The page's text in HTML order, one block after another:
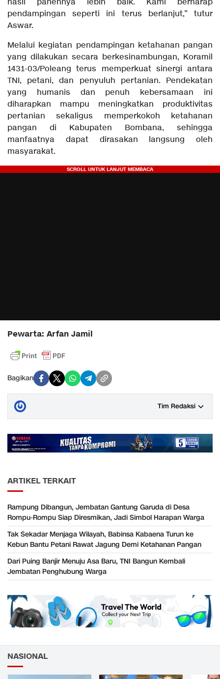
pendampingan seperti ini terus berlanjut,” tutur
Aswar.
Melalui kegiatan pendampingan ketahanan pangan
yang dilakukan secara berkesinambungan, Koramil
1431-03/Poleang terus memperkuat sinergi antara
TNI, petani, dan penyuluh pertanian. Pendekatan
yang humanis dan penuh kebersamaan ini
diharapkan mampu meningkatkan produktivitas
pertanian sekaligus memperkokoh ketahanan
pangan di Kabupaten Bombana, sehingga
manfaatnya dapat dirasakan langsung oleh
masyarakat.
Pewarta: Arfan Jamil
Bagikan
Tim Redaksi
ARTIKEL TERKAIT
Rampung Dibangun, Jembatan Gantung Garuda di Desa
Rompu-Rompu Siap Diresmikan, Jadi Simbol Harapan Warga
Tak Sekadar Menjaga Wilayah, Babinsa Kabaena Turun ke
Kebun Bantu Petani Rawat Jagung Demi Ketahanan Pangan
Dari Puing Banjir Menuju Asa Baru, TNI Bangun Kembali
Jembatan Penghubung Warga
NASIONAL